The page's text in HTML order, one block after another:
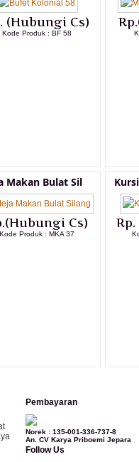
(Hubungi Cs)
Kode Produk : BF 58
Makan Bulat Sil
Cs)
Kode Produk : MKA 37
Pembayaran
Norek : 135-001-336-737-8
An. CV Karya Priboemi Jepara
Follow Us